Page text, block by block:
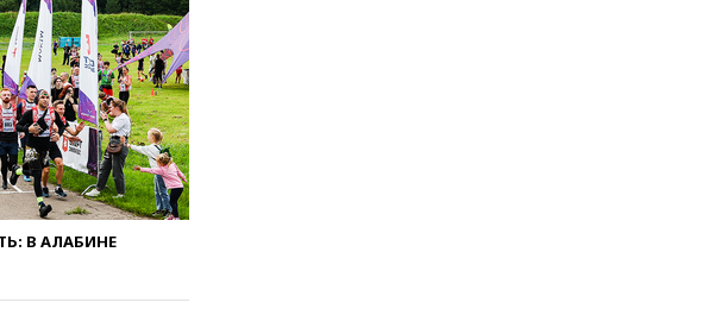
ЕС не готов принять в
из-за уровня
Лукашенко
экономическую
режима с
На башню
«Армения» в
утраченную
балерины
В АЛАБИНЕ